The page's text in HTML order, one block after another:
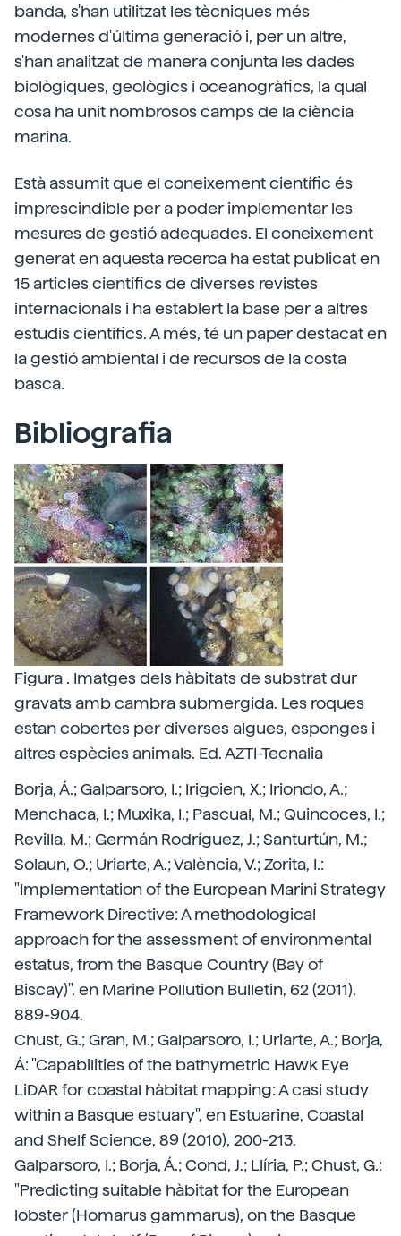
banda, s'han utilitzat les tècniques més
modernes d'última generació i, per un altre,
s'han analitzat de manera conjunta les dades
biològiques, geològics i oceanogràfics, la qual
cosa ha unit nombrosos camps de la ciència
marina.
Està assumit que el coneixement científic és
imprescindible per a poder implementar les
mesures de gestió adequades. El coneixement
generat en aquesta recerca ha estat publicat en
15 articles científics de diverses revistes
internacionals i ha establert la base per a altres
estudis científics. A més, té un paper destacat en
la gestió ambiental i de recursos de la costa
basca.
Bibliografia
Figura . Imatges dels hàbitats de substrat dur
gravats amb cambra submergida. Les roques
estan cobertes per diverses algues, esponges i
altres espècies animals. Ed. AZTI-Tecnalia
Borja, Á.; Galparsoro, I.; Irigoien, X.; Iriondo, A.;
Menchaca, I.; Muxika, I.; Pascual, M.; Quincoces, I.;
Revilla, M.; Germán Rodríguez, J.; Santurtún, M.;
Solaun, O.; Uriarte, A.; València, V.; Zorita, I.:
"Implementation of the European Marini Strategy
Framework Directive: A methodological
approach for the assessment of environmental
estatus, from the Basque Country (Bay of
Biscay)", en Marine Pollution Bulletin, 62 (2011),
889-904.
Chust, G.; Gran, M.; Galparsoro, I.; Uriarte, A.; Borja,
Á: "Capabilities of the bathymetric Hawk Eye
LiDAR for coastal hàbitat mapping: A casi study
within a Basque estuary", en Estuarine, Coastal
and Shelf Science, 89 (2010), 200-213.
Galparsoro, I.; Borja, Á.; Cond, J.; Llíria, P.; Chust, G.:
"Predicting suitable hàbitat for the European
lobster (Homarus gammarus), on the Basque